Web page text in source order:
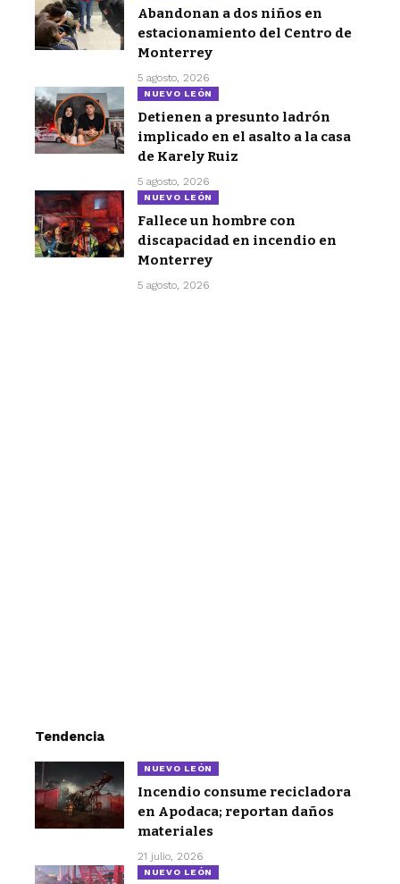
Abandonan a dos niños en
estacionamiento del Centro de
Monterrey
5 agosto, 2026
NUEVO LEÓN
Detienen a presunto ladrón
implicado en el asalto a la casa
de Karely Ruiz
5 agosto, 2026
NUEVO LEÓN
Fallece un hombre con
discapacidad en incendio en
Monterrey
5 agosto, 2026
Tendencia
NUEVO LEÓN
Incendio consume recicladora
en Apodaca; reportan daños
materiales
21 julio, 2026
NUEVO LEÓN